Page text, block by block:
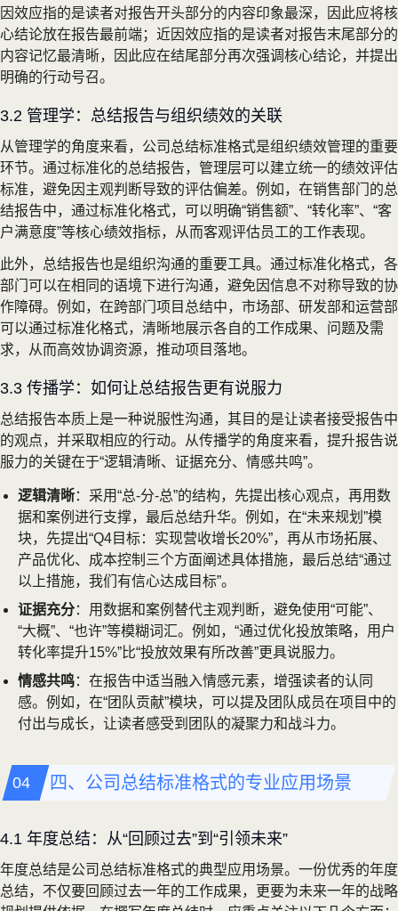
因效应指的是读者对报告开头部分的内容印象最深，因此应将核
心结论放在报告最前端；近因效应指的是读者对报告末尾部分的
内容记忆最清晰，因此应在结尾部分再次强调核心结论，并提出
明确的行动号召。
3.2 管理学：总结报告与组织绩效的关联
从管理学的角度来看，公司总结标准格式是组织绩效管理的重要
环节。通过标准化的总结报告，管理层可以建立统一的绩效评估
标准，避免因主观判断导致的评估偏差。例如，在销售部门的总
结报告中，通过标准化格式，可以明确“销售额”、“转化率”、“客
户满意度”等核心绩效指标，从而客观评估员工的工作表现。
此外，总结报告也是组织沟通的重要工具。通过标准化格式，各
部门可以在相同的语境下进行沟通，避免因信息不对称导致的协
作障碍。例如，在跨部门项目总结中，市场部、研发部和运营部
可以通过标准化格式，清晰地展示各自的工作成果、问题及需
求，从而高效协调资源，推动项目落地。
3.3 传播学：如何让总结报告更有说服力
总结报告本质上是一种说服性沟通，其目的是让读者接受报告中
的观点，并采取相应的行动。从传播学的角度来看，提升报告说
服力的关键在于“逻辑清晰、证据充分、情感共鸣”。
逻辑清晰：采用“总-分-总”的结构，先提出核心观点，再用数
据和案例进行支撑，最后总结升华。例如，在“未来规划”模
块，先提出“Q4目标：实现营收增长20%”，再从市场拓展、
产品优化、成本控制三个方面阐述具体措施，最后总结“通过
以上措施，我们有信心达成目标”。
证据充分：用数据和案例替代主观判断，避免使用“可能”、
“大概”、“也许”等模糊词汇。例如，“通过优化投放策略，用户
转化率提升15%”比“投放效果有所改善”更具说服力。
情感共鸣：在报告中适当融入情感元素，增强读者的认同
感。例如，在“团队贡献”模块，可以提及团队成员在项目中的
付出与成长，让读者感受到团队的凝聚力和战斗力。
四、公司总结标准格式的专业应用场景
4.1 年度总结：从“回顾过去”到“引领未来”
年度总结是公司总结标准格式的典型应用场景。一份优秀的年度
总结，不仅要回顾过去一年的工作成果，更要为未来一年的战略